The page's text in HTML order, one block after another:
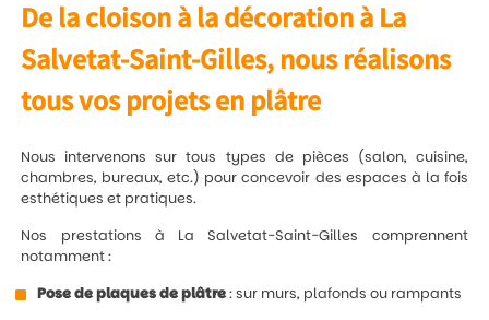
De la cloison à la décoration à La
Salvetat-Saint-Gilles, nous réalisons
tous vos projets en plâtre
Nous intervenons sur tous types de pièces (salon, cuisine,
chambres, bureaux, etc.) pour concevoir des espaces à la fois
esthétiques et pratiques.
Nos prestations à La Salvetat-Saint-Gilles comprennent
notamment :
Pose de plaques de plâtre: sur murs, plafonds ou rampants